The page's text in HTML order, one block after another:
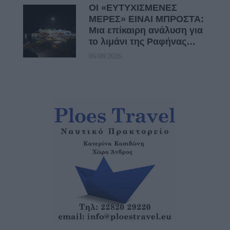
ΟΙ «ΕΥΤΥΧΙΣΜΕΝΕΣ
ΜΕΡΕΣ» ΕΙΝΑΙ ΜΠΡΟΣΤΑ:
Μια επίκαιρη ανάλυση για
το λιμάνι της Ραφήνας…
06/08/2026